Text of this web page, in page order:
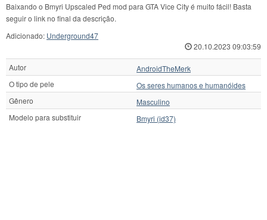
Baixando o Bmyri Upscaled Ped mod para GTA Vice City é muito fácil! Basta
seguir o link no final da descrição.
Adicionado: Underground47
20.10.2023 09:03:59
Autor
AndroidTheMerk
O tipo de pele
Os seres humanos e humanóides
Gênero
Masculino
Modelo para substituir
Bmyri (id37)